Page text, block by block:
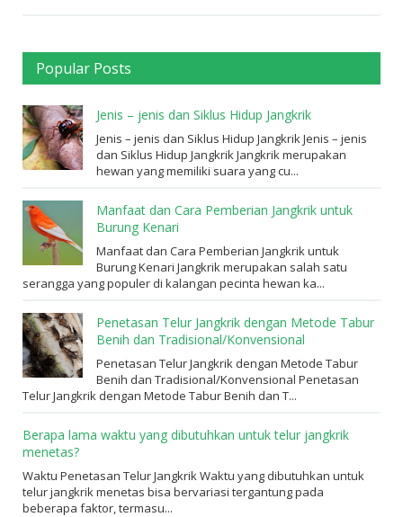
Popular Posts
Jenis – jenis dan Siklus Hidup Jangkrik
Jenis – jenis dan Siklus Hidup Jangkrik Jenis – jenis
dan Siklus Hidup Jangkrik Jangkrik merupakan
hewan yang memiliki suara yang cu...
Manfaat dan Cara Pemberian Jangkrik untuk
Burung Kenari
Manfaat dan Cara Pemberian Jangkrik untuk
Burung Kenari Jangkrik merupakan salah satu
serangga yang populer di kalangan pecinta hewan ka...
Penetasan Telur Jangkrik dengan Metode Tabur
Benih dan Tradisional/Konvensional
Penetasan Telur Jangkrik dengan Metode Tabur
Benih dan Tradisional/Konvensional Penetasan
Telur Jangkrik dengan Metode Tabur Benih dan T...
Berapa lama waktu yang dibutuhkan untuk telur jangkrik
menetas?
Waktu Penetasan Telur Jangkrik Waktu yang dibutuhkan untuk
telur jangkrik menetas bisa bervariasi tergantung pada
beberapa faktor, termasu...